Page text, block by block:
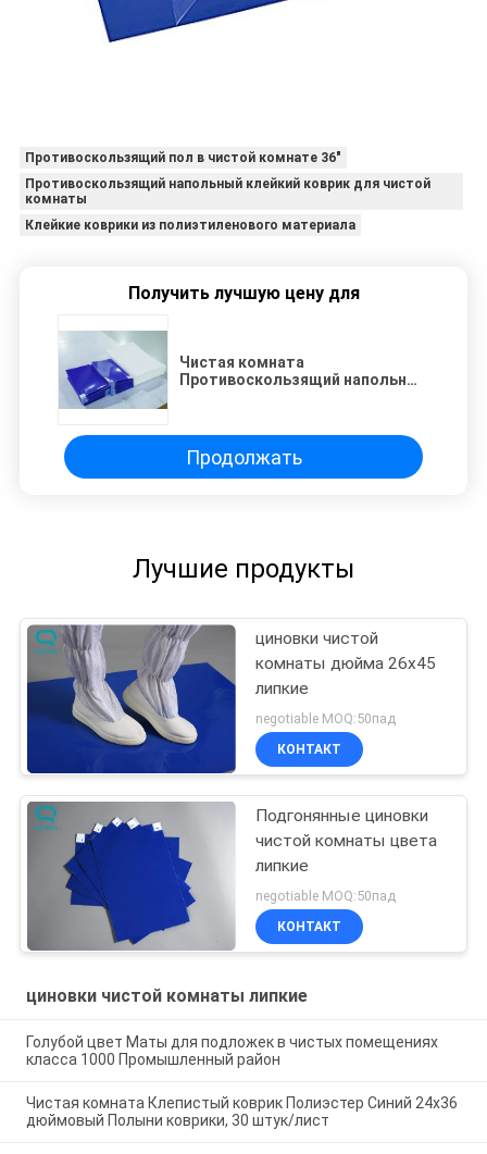
Противоскользящий пол в чистой комнате 36"
Противоскользящий напольный клейкий коврик для чистой
комнаты
Клейкие коврики из полиэтиленового материала
Получить лучшую цену для
Чистая комната
Противоскользящий напольный
Продолжать
Лучшие продукты
циновки чистой
комнаты дюйма 26x45
липкие
negotiable MOQ:50пад
КОНТАКТ
Подгонянные циновки
чистой комнаты цвета
липкие
negotiable MOQ:50пад
КОНТАКТ
циновки чистой комнаты липкие
Голубой цвет Маты для подложек в чистых помещениях
класса 1000 Промышленный район
Чистая комната Клепистый коврик Полиэстер Синий 24х36
дюймовый Полыни коврики, 30 штук/лист